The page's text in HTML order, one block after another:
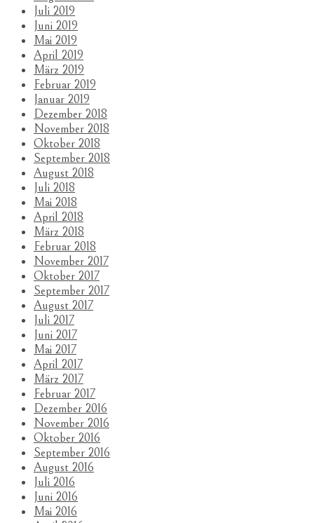
Juli 2019
Juni 2019
Mai 2019
April 2019
März 2019
Februar 2019
Januar 2019
Dezember 2018
November 2018
Oktober 2018
September 2018
August 2018
Juli 2018
Mai 2018
April 2018
März 2018
Februar 2018
November 2017
Oktober 2017
September 2017
August 2017
Juli 2017
Juni 2017
Mai 2017
April 2017
März 2017
Februar 2017
Dezember 2016
November 2016
Oktober 2016
September 2016
August 2016
Juli 2016
Juni 2016
Mai 2016